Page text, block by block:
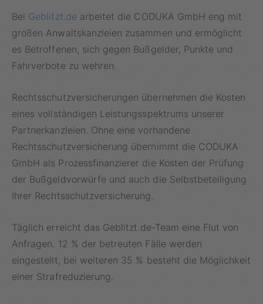
Bei Geblitzt.de arbeitet die CODUKA GmbH eng mit
großen Anwaltskanzleien zusammen und ermöglicht
es Betroffenen, sich gegen Bußgelder, Punkte und
Fahrverbote zu wehren.
Rechtsschutzversicherungen übernehmen die Kosten
eines vollständigen Leistungsspektrums unserer
Partnerkanzleien. Ohne eine vorhandene
Rechtsschutzversicherung übernimmt die CODUKA
GmbH als Prozessfinanzierer die Kosten der Prüfung
der Bußgeldvorwürfe und auch die Selbstbeteiligung
Ihrer Rechtsschutzversicherung.
Täglich erreicht das Geblitzt.de-Team eine Flut von
Anfragen. 12 % der betreuten Fälle werden
eingestellt, bei weiteren 35 % besteht die Möglichkeit
einer Strafreduzierung.